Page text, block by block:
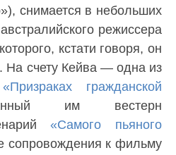
снимается в небольших
режиссера
кстати говоря, он
На счету Кейва — одна из
«Призраках гражданской
им вестерн
«Самого пьяного
сопровождения к фильму